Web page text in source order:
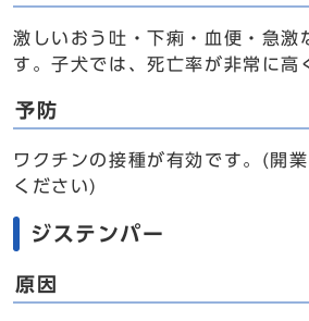
激しいおう吐・下痢・血便・急激
す。子犬では、死亡率が非常に高
予防
ワクチンの接種が有効です。(開
ください)
ジステンパー
原因